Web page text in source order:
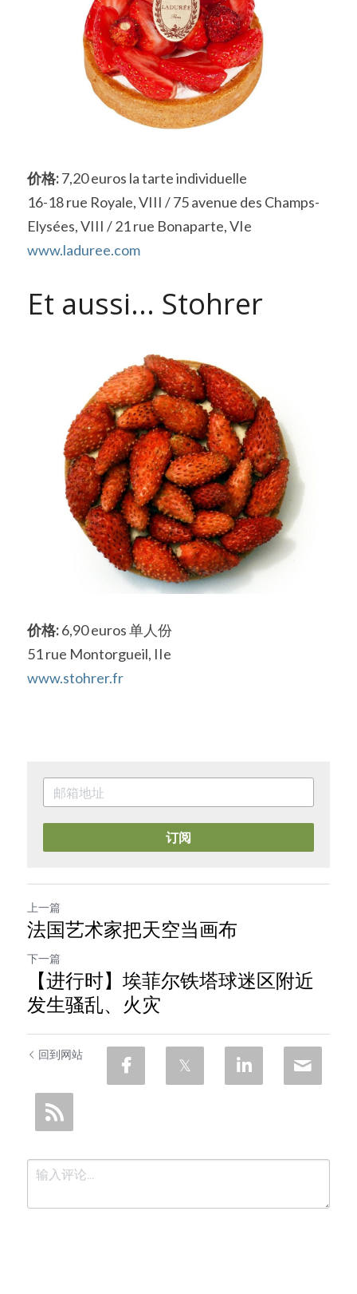
价格: 7,20 euros la tarte individuelle
16-18 rue Royale, VIII / 75 avenue des Champs-
Elysées, VIII / 21 rue Bonaparte, VIe
www.laduree.com
Et aussi... Stohrer
价格: 6,90 euros 单人份
51 rue Montorgueil, IIe
www.stohrer.fr
订阅
上一篇
法国艺术家把天空当画布
下一篇
【进行时】埃菲尔铁塔球迷区附近
发生骚乱、火灾
回到网站